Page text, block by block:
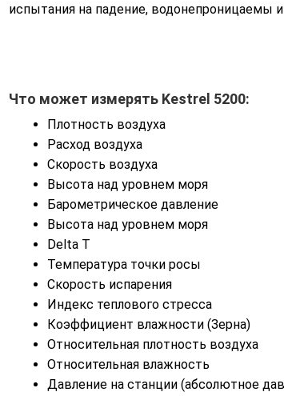
испытания на падение, водонепроницаемы
Что может измерять Kestrel 5200:
Плотность воздуха
Расход воздуха
Скорость воздуха
Высота над уровнем моря
Барометрическое давление
Высота над уровнем моря
Delta T
Температура точки росы
Скорость испарения
Индекс теплового стресса
Коэффициент влажности (Зерна)
Относительная плотность воздуха
Относительная влажность
Давление на станции (абсолютное